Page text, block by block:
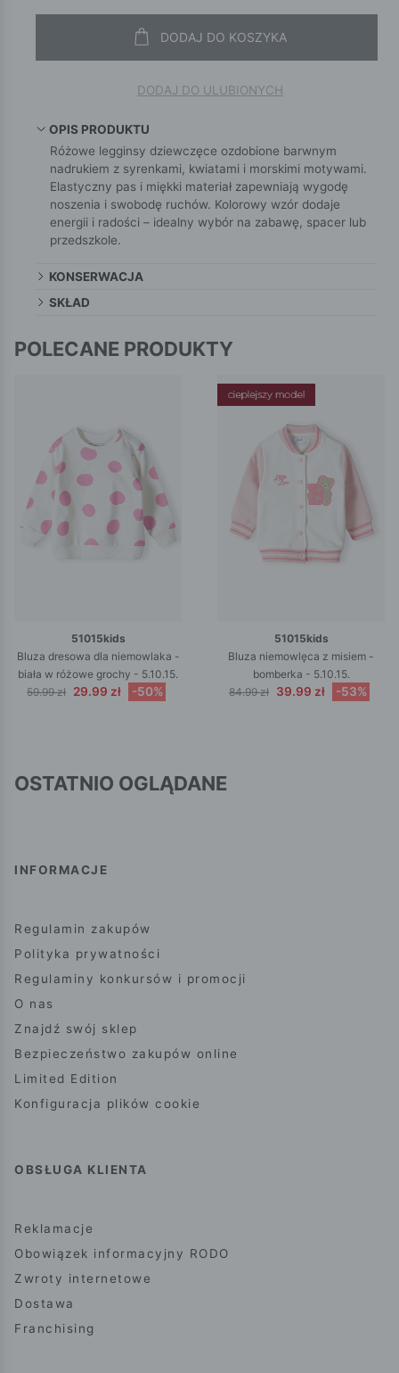
DODAJ DO KOSZYKA
DODAJ DO ULUBIONYCH
OPIS PRODUKTU
Różowe legginsy dziewczęce ozdobione barwnym
nadrukiem z syrenkami, kwiatami i morskimi motywami.
Elastyczny pas i miękki materiał zapewniają wygodę
noszenia i swobodę ruchów. Kolorowy wzór dodaje
energii i radości – idealny wybór na zabawę, spacer lub
przedszkole.
KONSERWACJA
SKŁAD
POLECANE PRODUKTY
51015kids
Bluza dresowa dla niemowlaka -
biała w różowe grochy - 5.10.15.
59.99 zł 29.99 zł -50%
51015kids
Bluza niemowlęca z misiem -
bomberka - 5.10.15.
84.99 zł 39.99 zł -53%
OSTATNIO OGLĄDANE
INFORMACJE
Regulamin zakupów
Polityka prywatności
Regulaminy konkursów i promocji
O nas
Znajdź swój sklep
Bezpieczeństwo zakupów online
Limited Edition
Konfiguracja plików cookie
OBSŁUGA KLIENTA
Reklamacje
Obowiązek informacyjny RODO
Zwroty internetowe
Dostawa
Franchising